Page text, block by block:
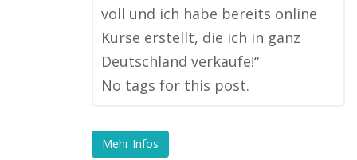
voll und ich habe bereits online
Kurse erstellt, die ich in ganz
Deutschland verkaufe!“
No tags for this post.
Mehr Infos